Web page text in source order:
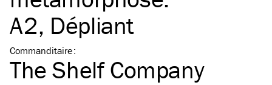
A2, Dépliant
Commanditaire:
The Shelf Company